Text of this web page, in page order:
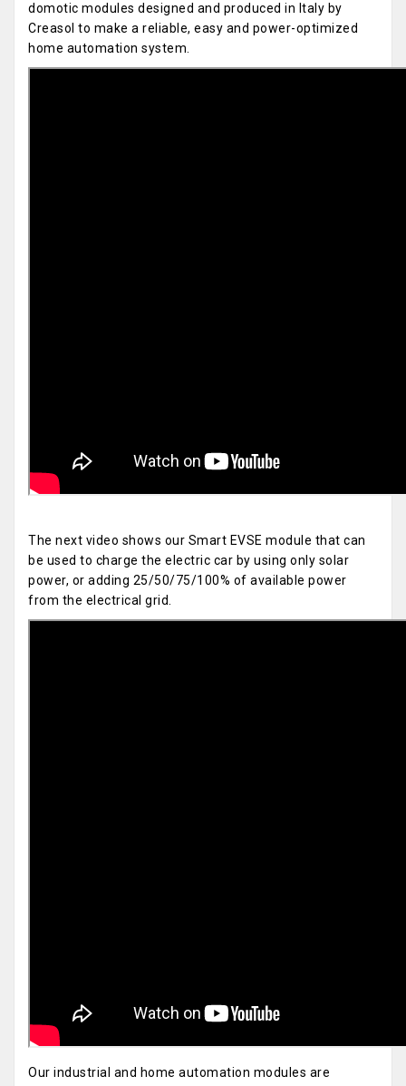
domotic modules designed and produced in Italy by
Creasol to make a reliable, easy and power-optimized
home automation system.
The next video shows our Smart EVSE module that can
be used to charge the electric car by using only solar
power, or adding 25/50/75/100% of available power
from the electrical grid.
Our industrial and home automation modules are